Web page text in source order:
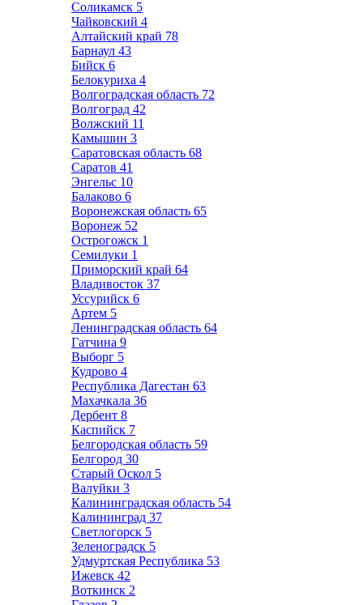
Соликамск 5
Чайковский 4
Алтайский край 78
Барнаул 43
Бийск 6
Белокуриха 4
Волгоградская область 72
Волгоград 42
Волжский 11
Камышин 3
Саратовская область 68
Саратов 41
Энгельс 10
Балаково 6
Воронежская область 65
Воронеж 52
Острогожск 1
Семилуки 1
Приморский край 64
Владивосток 37
Уссурийск 6
Артем 5
Ленинградская область 64
Гатчина 9
Выборг 5
Кудрово 4
Республика Дагестан 63
Махачкала 36
Дербент 8
Каспийск 7
Белгородская область 59
Белгород 30
Старый Оскол 5
Валуйки 3
Калининградская область 54
Калининград 37
Светлогорск 5
Зеленоградск 5
Удмуртская Республика 53
Ижевск 42
Воткинск 2